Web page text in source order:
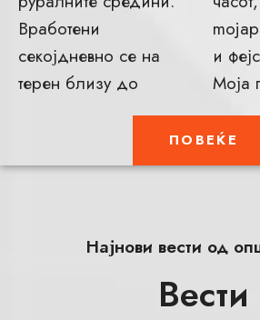
Вработени
секојдневно се на
терен близу до
и
Моја
ПОВЕЌЕ
Најнови вести од
Вести